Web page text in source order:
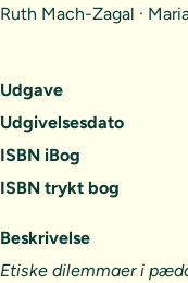
Udgave
Udgivelsesdato
ISBN iBog
ISBN trykt bog
Ruth Mach-Zagal ·
Beskrivelse
Etiske dilemmaer i